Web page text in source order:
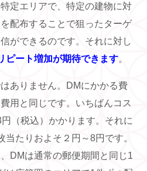
定エリアで、特定の建物に対
配布することで狙ったターゲ
ができるのです。それに対し
ピート増加が期待できます。
ありません。 DMにかかる費
用と同じです。いちばんコス
円（税込）かかります。それに
当たりおよそ２円～8円です。
DMは通常の郵便期間と同じ1